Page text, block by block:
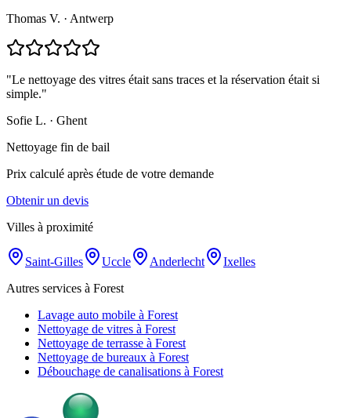
Thomas V. · Antwerp
"Le nettoyage des vitres était sans traces et la réservation était si
simple."
Sofie L. · Ghent
Nettoyage fin de bail
Prix calculé après étude de votre demande
Obtenir un devis
Villes à proximité
Saint-Gilles Uccle Anderlecht
Ixelles
Autres services à Forest
Lavage auto mobile à Forest
Nettoyage de vitres à Forest
Nettoyage de terrasse à Forest
Nettoyage de bureaux à Forest
Débouchage de canalisations à Forest